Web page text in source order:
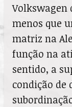
Volkswagen
menos que
matriz na
função na
sentido, a
condição de